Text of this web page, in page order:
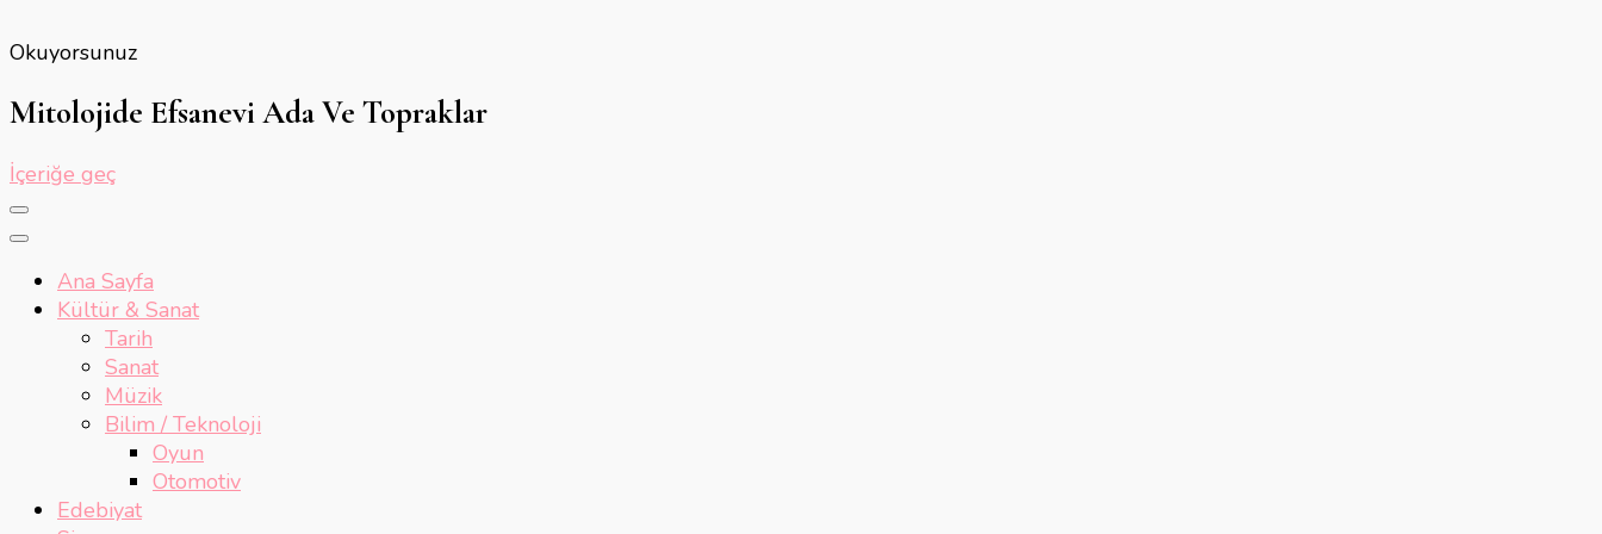
Okuyorsunuz
Mitolojide Efsanevi Ada Ve Topraklar
İçeriğe geç
Ana Sayfa
Kültür & Sanat
Tarih
Sanat
Müzik
Bilim / Teknoloji
Oyun
Otomotiv
Edebiyat